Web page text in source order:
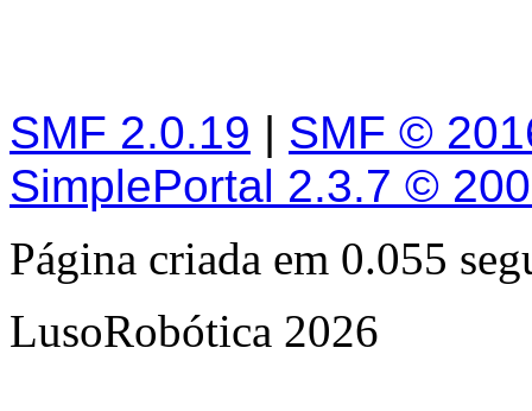
SMF 2.0.19 | SMF ©
SimplePortal 2.3.7 ©
Página criada em 0.055
LusoRobótica 2026